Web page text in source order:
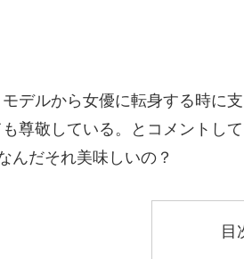
デルから女優に転身する時に
尊敬している。とコメントし
んだそれ美味しいの？
目